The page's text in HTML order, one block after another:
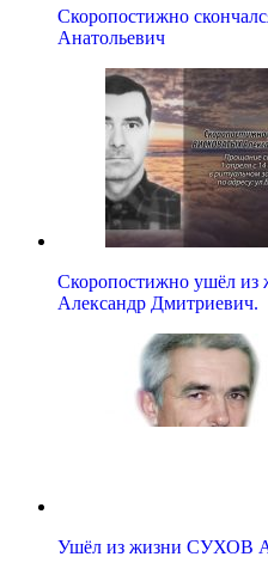
Скоропостижно
Анатольевич
Скоропостижно ушёл
Александр Дмитриевич.
Ушёл из жизни СУХОВ